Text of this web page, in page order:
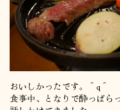
おいしかったです。＾q＾
食事中、となりで酔っぱら